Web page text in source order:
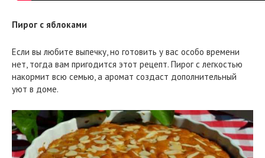
Пирог с яблоками
Если вы любите выпечку, но готовить у вас особо времени
нет, тогда вам пригодится этот рецепт. Пирог с легкостью
накормит всю семью, а аромат создаст дополнительный
уют в доме.